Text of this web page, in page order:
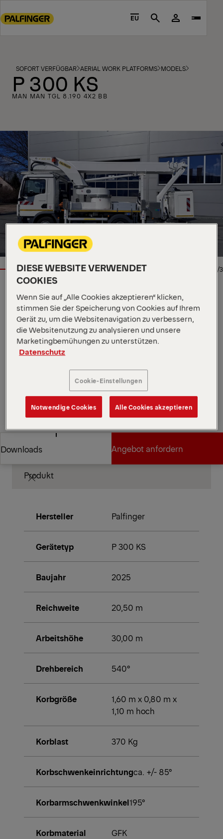
to
footer
content
EU Search
SOFORT VERFÜGBAR AERIAL WORK PLATFORMS MODELS
P 300 KS
MAN MAN TGL 8.190 4X2 BB
1/3
Standort
Äußere Bautzner Str. 47, DE,
02708
Händler
Palfinger Platforms GmbH
Verfügbarkeit
sofort
Produkttyp
Neu
Auftragsnummer
15301364
Händler kontaktieren
Händler kontaktieren
Händler anrufen
Händler anrufen
Downloads
Downloads
Angebot anfordern
Technische Spezifikationen
Produkt
Hersteller Palfinger
Gerätetyp P 300 KS
Baujahr 2025
Reichweite 20,50 m
Arbeitshöhe 30,00 m
Drehbereich 540°
Korbgröße
1,60 m x 0,80 m x
1,10 m hoch
Korblast 370 Kg
Korbschwenkeinrichtungca. +/- 85°
Korbarmschwenkwinkel195°
Korbmaterial GFK
DIESE WEBSITE VERWENDET
COOKIES
Wenn Sie auf „Alle Cookies akzeptieren“ klicken,
stimmen Sie der Speicherung von Cookies auf Ihrem
Gerät zu, um die Websitenavigation zu verbessern,
die Websitenutzung zu analysieren und unsere
Marketingbemühungen zu unterstützen.
Datenschutz
Cookie-Einstellungen
Notwendige Cookies Alle Cookies akzeptieren